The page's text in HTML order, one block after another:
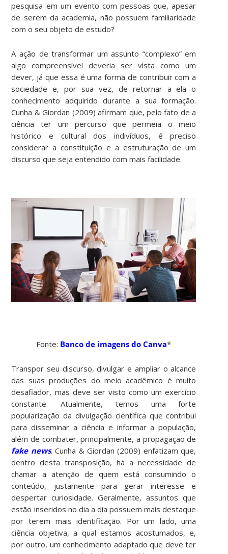
pesquisa em um evento com pessoas que, apesar
de serem da academia, não possuem familiaridade
com o seu objeto de estudo?
A ação de transformar um assunto “complexo” em
algo compreensível deveria ser vista como um
dever, já que essa é uma forma de contribuir com a
sociedade e, por sua vez, de retornar a ela o
conhecimento adquirido durante a sua formação.
Cunha & Giordan (2009) afirmam que, pelo fato de a
ciência ter um percurso que permeia o meio
histórico e cultural dos indivíduos, é preciso
considerar a constituição e a estruturação de um
discurso que seja entendido com mais facilidade.
Fonte: Banco de imagens do Canva*
Transpor seu discurso, divulgar e ampliar o alcance
das suas produções do meio acadêmico é muito
desafiador, mas deve ser visto como um exercício
constante. Atualmente, temos uma forte
popularização da divulgação científica que contribui
para disseminar a ciência e informar a população,
além de combater, principalmente, a propagação de
fake news. Cunha & Giordan (2009) enfatizam que,
dentro desta transposição, há a necessidade de
chamar a atenção de quem está consumindo o
conteúdo, justamente para gerar interesse e
despertar curiosidade. Geralmente, assuntos que
estão inseridos no dia a dia possuem mais destaque
por terem mais identificação. Por um lado, uma
ciência objetiva, a qual estamos acostumados, e,
por outro, um conhecimento adaptado que deve ter